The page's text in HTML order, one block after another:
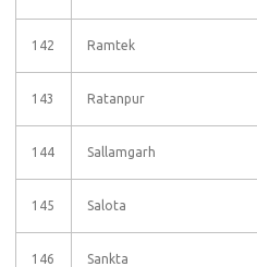
142 Ramtek
143 Ratanpur
144 Sallamgarh
145 Salota
146 Sankta